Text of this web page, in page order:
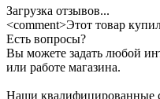
Загрузка отзывов...
<comment>Этот товар
Есть вопросы?
Вы можете задать любой
или работе магазина.
Наши квалифицированные